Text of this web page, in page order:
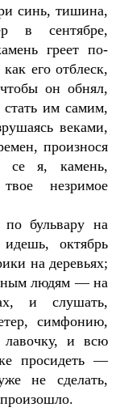
синь, тишина,
в сентябре,
греет по-
его отблеск,
он обнял,
стать им самим,
веками,
произнося
се я, камень,
незримое
бульвару на
октябрь
на деревьях;
людям — на
и слушать,
симфонию,
и всю
просидеть —
не сделать,